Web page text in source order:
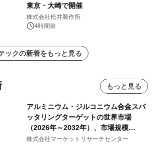
東京・大崎で開催
株式会社松井製作所
4時間前
ックの新着をもっと見る
もっと見る
アルミニウム・ジルコニウム合金スパ
ッタリングターゲットの世界市場
（2026年～2032年）、市場規模
（0.995、0.999、その他）・分析レポ
株式会社マーケットリサーチセンター